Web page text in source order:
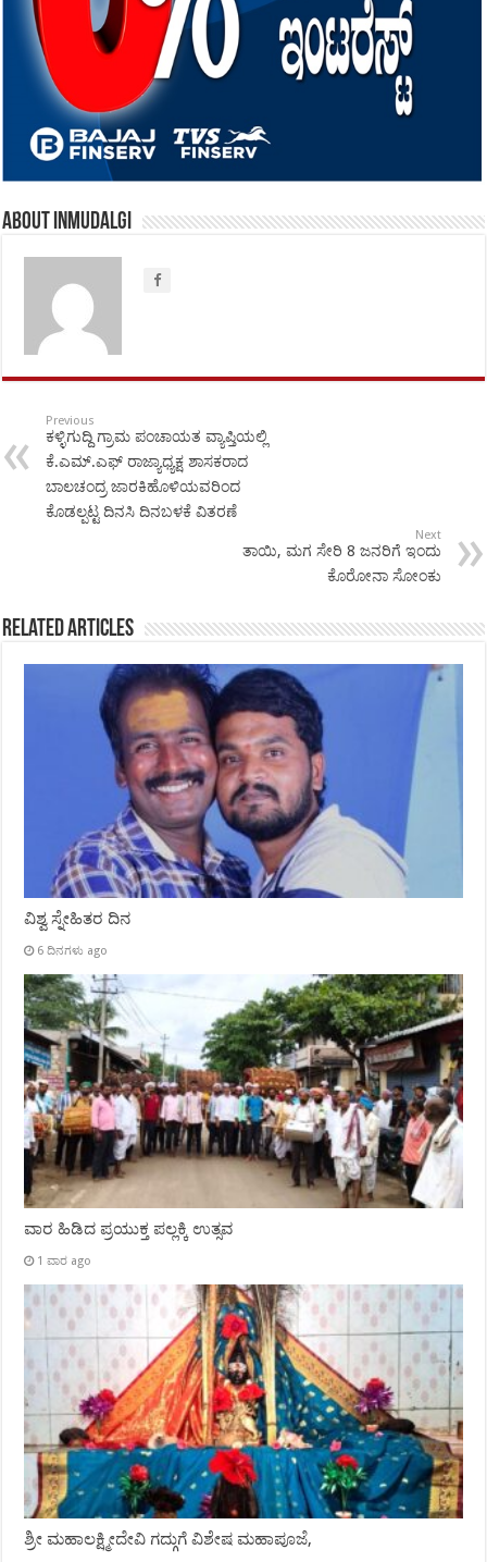
About inmudalgi
Previous
ಕಳ್ಳಿಗುದ್ದಿ ಗ್ರಾಮ ಪಂಚಾಯತ ವ್ಯಾಪ್ತಿಯಲ್ಲಿ
ಕೆ.ಎಮ್.ಎಫ್ ರಾಜ್ಯಾಧ್ಯಕ್ಷ ಶಾಸಕರಾದ
ಬಾಲಚಂದ್ರ ಜಾರಕಿಹೊಳಿಯವರಿಂದ
ಕೊಡಲ್ಪಟ್ಟ ದಿನಸಿ ದಿನಬಳಕೆ ವಿತರಣೆ
Next
ತಾಯಿ, ಮಗ ಸೇರಿ 8 ಜನರಿಗೆ ಇಂದು
ಕೊರೋನಾ ಸೋಂಕು
Related Articles
ವಿಶ್ವ ಸ್ನೇಹಿತರ ದಿನ
6 ದಿನಗಳು ago
ವಾರ ಹಿಡಿದ ಪ್ರಯುಕ್ತ ಪಲ್ಲಕ್ಕಿ ಉತ್ಸವ
1 ವಾರ ago
ಶ್ರೀ ಮಹಾಲಕ್ಷ್ಮೀದೇವಿ ಗದ್ಗುಗೆ ವಿಶೇಷ ಮಹಾಪೂಜೆ,